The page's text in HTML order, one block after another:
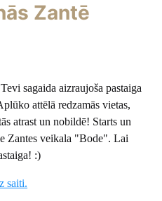
Zantē
sagaida aizraujoša pastaiga
attēlā redzamās vietas,
atrast un nobildē! Starts un
Zantes veikala "Bode". Lai
:)
saiti.